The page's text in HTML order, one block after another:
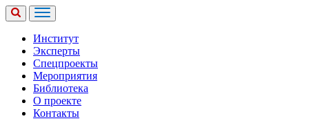
Институт
Эксперты
Спецпроекты
Мероприятия
Библиотека
О проекте
Контакты